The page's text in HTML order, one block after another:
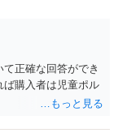
正確な回答ができ
ば購入者は児童ポル